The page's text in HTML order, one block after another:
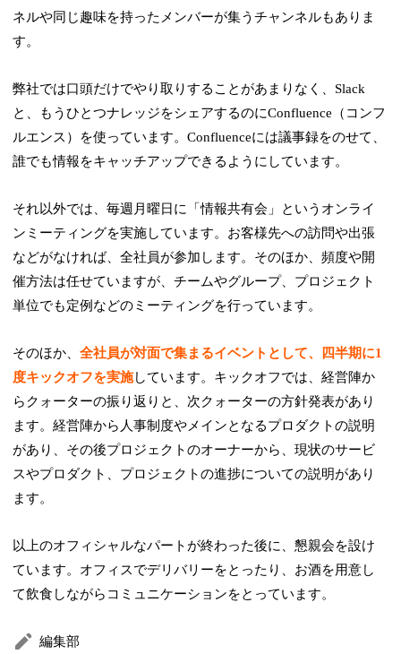
ネルや同じ趣味を持ったメンバーが集うチャンネルもありま
す。
弊社では口頭だけでやり取りすることがあまりなく、Slack
と、もうひとつナレッジをシェアするのにConfluence（コンフ
ルエンス）を使っています。Confluenceには議事録をのせて、
誰でも情報をキャッチアップできるようにしています。
それ以外では、毎週月曜日に「情報共有会」というオンライ
ンミーティングを実施しています。お客様先への訪問や出張
などがなければ、全社員が参加します。そのほか、頻度や開
催方法は任せていますが、チームやグループ、プロジェクト
単位でも定例などのミーティングを行っています。
そのほか、全社員が対面で集まるイベントとして、四半期に1
度キックオフを実施しています。キックオフでは、経営陣か
らクォーターの振り返りと、次クォーターの方針発表があり
ます。経営陣から人事制度やメインとなるプロダクトの説明
があり、その後プロジェクトのオーナーから、現状のサービ
スやプロダクト、プロジェクトの進捗についての説明があり
ます。
以上のオフィシャルなパートが終わった後に、懇親会を設け
ています。オフィスでデリバリーをとったり、お酒を用意し
て飲食しながらコミュニケーションをとっています。
編集部